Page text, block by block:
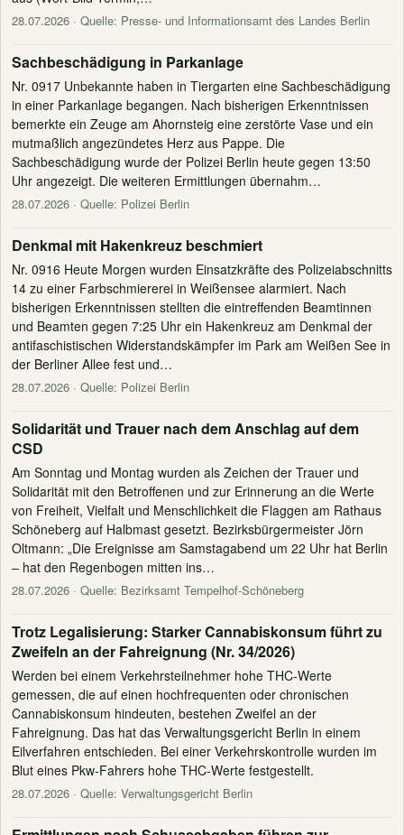
28.07.2026 · Quelle: Presse- und Informationsamt des Landes Berlin
Sachbeschädigung in Parkanlage
Nr. 0917 Unbekannte haben in Tiergarten eine Sachbeschädigung
in einer Parkanlage begangen. Nach bisherigen Erkenntnissen
bemerkte ein Zeuge am Ahornsteig eine zerstörte Vase und ein
mutmaßlich angezündetes Herz aus Pappe. Die
Sachbeschädigung wurde der Polizei Berlin heute gegen 13:50
Uhr angezeigt. Die weiteren Ermittlungen übernahm…
28.07.2026 · Quelle: Polizei Berlin
Denkmal mit Hakenkreuz beschmiert
Nr. 0916 Heute Morgen wurden Einsatzkräfte des Polizeiabschnitts
14 zu einer Farbschmiererei in Weißensee alarmiert. Nach
bisherigen Erkenntnissen stellten die eintreffenden Beamtinnen
und Beamten gegen 7:25 Uhr ein Hakenkreuz am Denkmal der
antifaschistischen Widerstandskämpfer im Park am Weißen See in
der Berliner Allee fest und…
28.07.2026 · Quelle: Polizei Berlin
Solidarität und Trauer nach dem Anschlag auf dem
CSD
Am Sonntag und Montag wurden als Zeichen der Trauer und
Solidarität mit den Betroffenen und zur Erinnerung an die Werte
von Freiheit, Vielfalt und Menschlichkeit die Flaggen am Rathaus
Schöneberg auf Halbmast gesetzt. Bezirksbürgermeister Jörn
Oltmann: „Die Ereignisse am Samstagabend um 22 Uhr hat Berlin
– hat den Regenbogen mitten ins…
28.07.2026 · Quelle: Bezirksamt Tempelhof-Schöneberg
Trotz Legalisierung: Starker Cannabiskonsum führt zu
Zweifeln an der Fahreignung (Nr. 34/2026)
Werden bei einem Verkehrsteilnehmer hohe THC-Werte
gemessen, die auf einen hochfrequenten oder chronischen
Cannabiskonsum hindeuten, bestehen Zweifel an der
Fahreignung. Das hat das Verwaltungsgericht Berlin in einem
Eilverfahren entschieden. Bei einer Verkehrskontrolle wurden im
Blut eines Pkw-Fahrers hohe THC-Werte festgestellt.
28.07.2026 · Quelle: Verwaltungsgericht Berlin